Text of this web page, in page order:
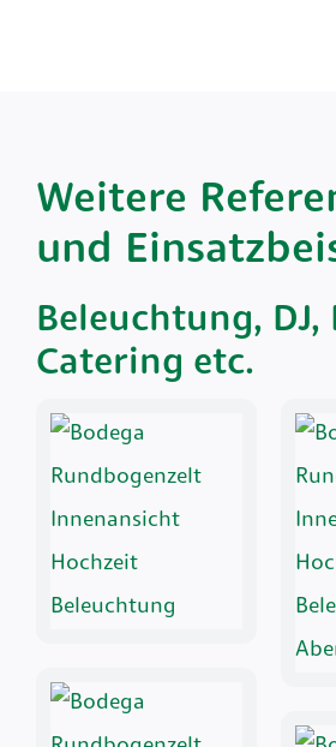
Weitere
und
Beleuchtung, DJ,
Catering etc.